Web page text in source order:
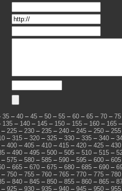
35 – 40 – 45 – 50 – 55 – 60 – 65 – 70 – 75
135 – 140 – 145 – 150 – 155 – 160 – 165 –
– 225 – 230 – 235 – 240 – 245 – 250 – 255
– 315 – 320 – 325 – 330 – 335 – 340 –
– 400 – 405 – 410 – 415 – 420 – 425 – 430
– 490 – 495 – 500 – 505 – 510 – 515 –
– 575 – 580 – 585 – 590 – 595 – 600 – 605
– 665 – 670 – 675 – 680 – 685 – 690 –
– 750 – 755 – 760 – 765 – 770 – 775 – 780
– 840 – 845 – 850 – 855 – 860 – 865 –
– 925 – 930 – 935 – 940 – 945 – 950 – 955